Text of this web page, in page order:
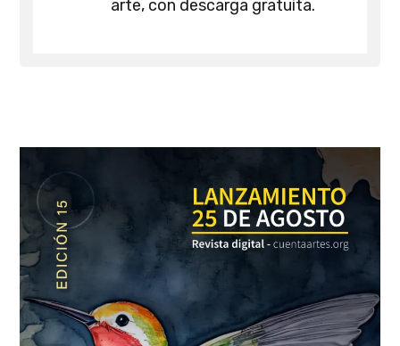
arte, con descarga gratuita.